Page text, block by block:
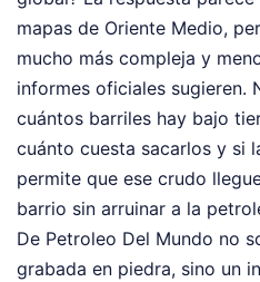
mapas de Oriente Medio,
mucho más compleja y
informes oficiales sugieren.
cuántos barriles hay bajo
cuánto cuesta sacarlos y si
permite que ese crudo
barrio sin arruinar a la
De Petroleo Del Mundo no
grabada en piedra, sino un